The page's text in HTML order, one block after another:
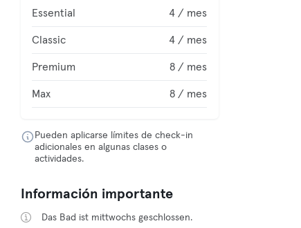
Essential 4 / mes
Classic 4 / mes
Premium 8 / mes
Max 8 / mes
Pueden aplicarse límites de check-in
adicionales en algunas clases o
actividades.
Información importante
Das Bad ist mittwochs geschlossen.